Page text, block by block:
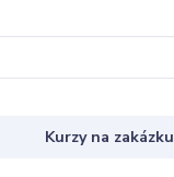
Kurzy na zakázku